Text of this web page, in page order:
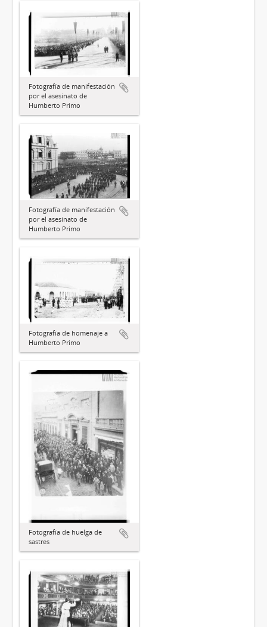
Fotografía de manifestación
por el asesinato de
Humberto Primo
Fotografía de manifestación
por el asesinato de
Humberto Primo
Fotografía de homenaje a
Humberto Primo
Fotografía de huelga de
sastres